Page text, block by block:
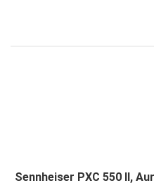
Sennheiser PXC 550 II,